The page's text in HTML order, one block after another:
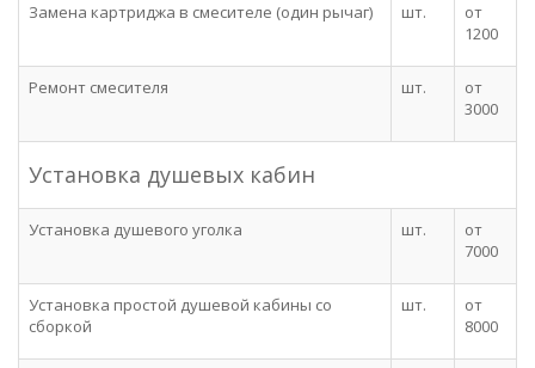
Замена картриджа в смесителе (один рычаг) шт.
от
1200
Ремонт смесителя шт.
от
3000
Установка душевых кабин
Установка душевого уголка шт.
от
7000
Установка простой душевой кабины со
сборкой
шт.
от
8000